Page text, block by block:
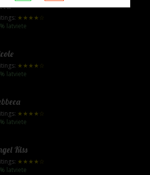
★★★★☆
latviete
★★★★☆
latviete
★★★★☆
latviete
Kiss
★★★★☆
latviete